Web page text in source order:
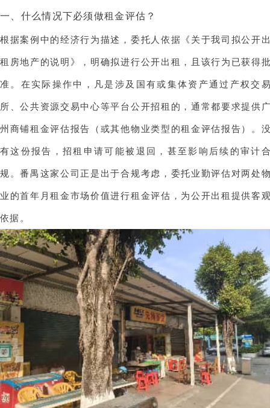
一、什么情况下必须做租金评估？
根据案例中的经济行为描述，委托人依据《关于我司拟公开
租房地产的说明》，明确拟进行公开出租，且该行为已获得
准。在实际操作中，凡是涉及国有或集体资产通过产权交
所、公共资源交易中心等平台公开招租的，通常都要求提供
州商铺租金评估报告（或其他物业类型的租金评估报告）。
有这份报告，招租申请可能被退回，甚至影响后续的审计
规。番禺这家公司正是出于合规考虑，委托业勤评估对两处
业的首年月租金市场价值进行租金评估，为公开出租提供客
依据。